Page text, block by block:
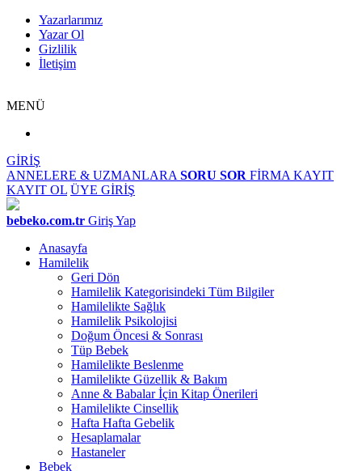
Yazarlarımız
Yazar Ol
Gizlilik
İletişim
MENÜ
GİRİŞ
ANNELERE & UZMANLARA SORU SOR FİRMA KAYIT
KAYIT OL ÜYE GİRİŞ
bebeko.com.tr Giriş Yap
Anasayfa
Hamilelik
Geri Dön
Hamilelik Kategorisindeki Tüm Bilgiler
Hamilelikte Sağlık
Hamilelik Psikolojisi
Doğum Öncesi & Sonrası
Tüp Bebek
Hamilelikte Beslenme
Hamilelikte Güzellik & Bakım
Anne & Babalar İçin Kitap Önerileri
Hamilelikte Cinsellik
Hafta Hafta Gebelik
Hesaplamalar
Hastaneler
Bebek